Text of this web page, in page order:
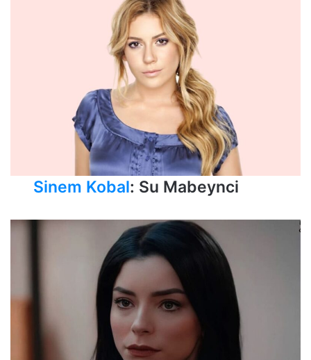
Sinem Kobal: Su Mabeynci